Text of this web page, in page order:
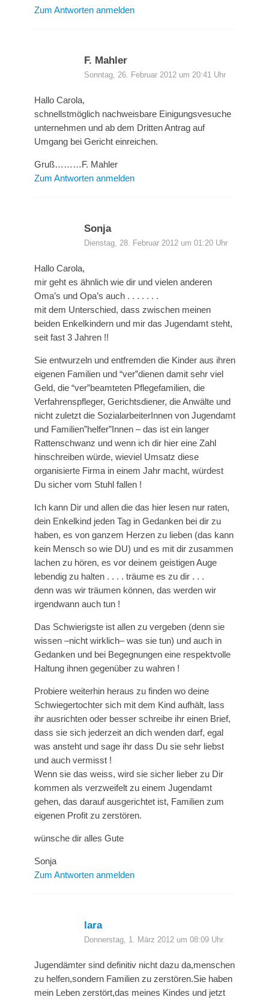
Zum Antworten anmelden
F. Mahler
Sonntag, 26. Februar 2012 um 20:41 Uhr
Hallo Carola,
schnellstmöglich nachweisbare Einigungsvesuche
unternehmen und ab dem Dritten Antrag auf
Umgang bei Gericht einreichen.
Gruß………F. Mahler
Zum Antworten anmelden
Sonja
Dienstag, 28. Februar 2012 um 01:20 Uhr
Hallo Carola,
mir geht es ähnlich wie dir und vielen anderen
Oma’s und Opa’s auch . . . . . . .
mit dem Unterschied, dass zwischen meinen
beiden Enkelkindern und mir das Jugendamt steht,
seit fast 3 Jahren !!
Sie entwurzeln und entfremden die Kinder aus ihren
eigenen Familien und “ver”dienen damit sehr viel
Geld, die “ver”beamteten Pflegefamilien, die
Verfahrenspfleger, Gerichtsdiener, die Anwälte und
nicht zuletzt die SozialarbeiterInnen von Jugendamt
und Familien”helfer”Innen – das ist ein langer
Rattenschwanz und wenn ich dir hier eine Zahl
hinschreiben würde, wieviel Umsatz diese
organisierte Firma in einem Jahr macht, würdest
Du sicher vom Stuhl fallen !
Ich kann Dir und allen die das hier lesen nur raten,
dein Enkelkind jeden Tag in Gedanken bei dir zu
haben, es von ganzem Herzen zu lieben (das kann
kein Mensch so wie DU) und es mit dir zusammen
lachen zu hören, es vor deinem geistigen Auge
lebendig zu halten . . . . träume es zu dir . . .
denn was wir träumen können, das werden wir
irgendwann auch tun !
Das Schwierigste ist allen zu vergeben (denn sie
wissen –nicht wirklich– was sie tun) und auch in
Gedanken und bei Begegnungen eine respektvolle
Haltung ihnen gegenüber zu wahren !
Probiere weiterhin heraus zu finden wo deine
Schwiegertochter sich mit dem Kind aufhält, lass
ihr ausrichten oder besser schreibe ihr einen Brief,
dass sie sich jederzeit an dich wenden darf, egal
was ansteht und sage ihr dass Du sie sehr liebst
und auch vermisst !
Wenn sie das weiss, wird sie sicher lieber zu Dir
kommen als verzweifelt zu einem Jugendamt
gehen, das darauf ausgerichtet ist, Familien zum
eigenen Profit zu zerstören.
wünsche dir alles Gute
Sonja
Zum Antworten anmelden
lara
Donnerstag, 1. März 2012 um 08:09 Uhr
Jugendämter sind definitiv nicht dazu da,menschen
zu helfen,sondern Familien zu zerstören.Sie haben
mein Leben zerstört,das meines Kindes und jetzt